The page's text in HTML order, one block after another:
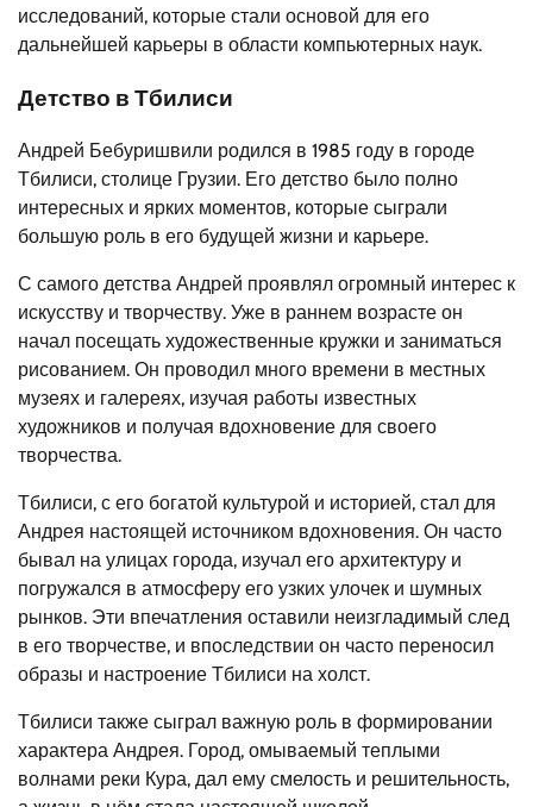
исследований, которые стали основой для его
дальнейшей карьеры в области компьютерных наук.
Детство в Тбилиси
Андрей Бебуришвили родился в 1985 году в городе
Тбилиси, столице Грузии. Его детство было полно
интересных и ярких моментов, которые сыграли
большую роль в его будущей жизни и карьере.
С самого детства Андрей проявлял огромный интерес к
искусству и творчеству. Уже в раннем возрасте он
начал посещать художественные кружки и заниматься
рисованием. Он проводил много времени в местных
музеях и галереях, изучая работы известных
художников и получая вдохновение для своего
творчества.
Тбилиси, с его богатой культурой и историей, стал для
Андрея настоящей источником вдохновения. Он часто
бывал на улицах города, изучал его архитектуру и
погружался в атмосферу его узких улочек и шумных
рынков. Эти впечатления оставили неизгладимый след
в его творчестве, и впоследствии он часто переносил
образы и настроение Тбилиси на холст.
Тбилиси также сыграл важную роль в формировании
характера Андрея. Город, омываемый теплыми
волнами реки Кура, дал ему смелость и решительность,